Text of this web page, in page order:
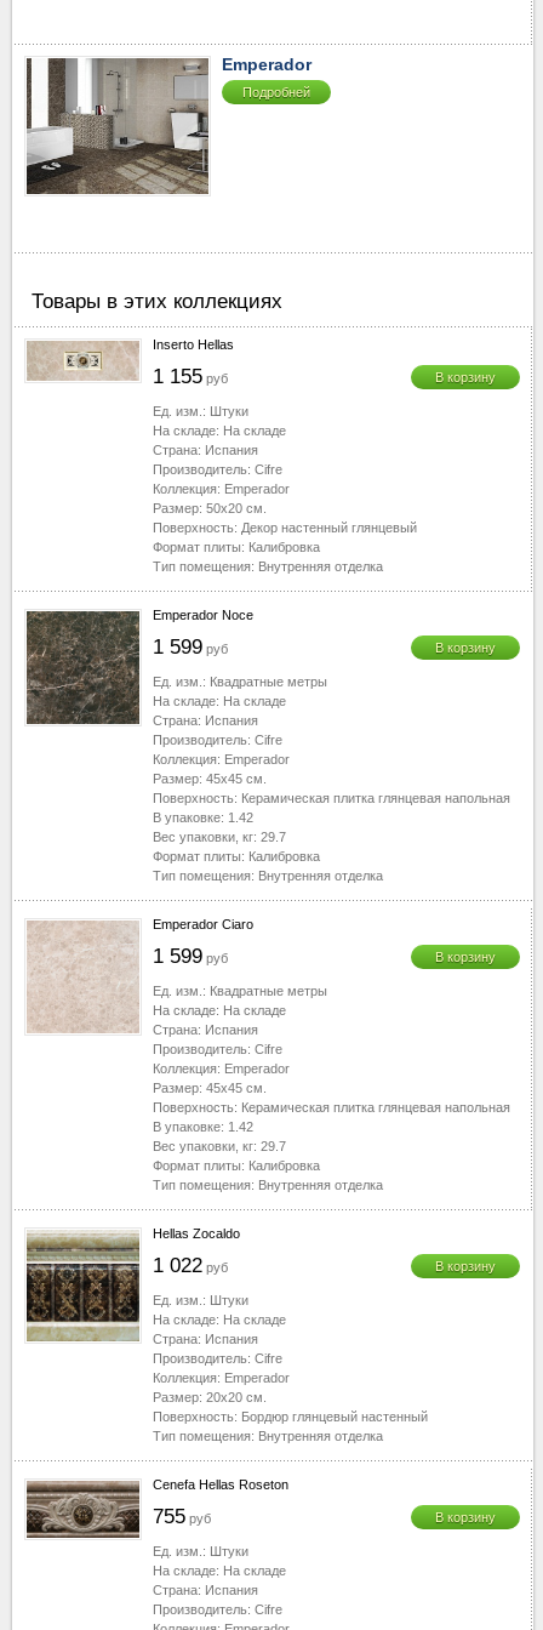
50-60
▼
60-70
70-80
80-90
90-100
100-110
120-130
▼
Emperador
Подробней
Товары в этих коллекциях
Inserto Hellas
1 155 руб В корзину
Ед. изм.: Штуки
На складе: На складе
Страна: Испания
Производитель: Cifre
Коллекция: Emperador
Размер: 50x20 см.
Поверхность: Декор настенный глянцевый
Формат плиты: Калибровка
Тип помещения: Внутренняя отделка
Emperador Noce
1 599 руб В корзину
Ед. изм.: Квадратные метры
На складе: На складе
Страна: Испания
Производитель: Cifre
Коллекция: Emperador
Размер: 45x45 см.
Поверхность: Керамическая плитка глянцевая напольная
В упаковке: 1.42
Вес упаковки, кг: 29.7
Формат плиты: Калибровка
Тип помещения: Внутренняя отделка
Emperador Ciaro
1 599 руб В корзину
Ед. изм.: Квадратные метры
На складе: На складе
Страна: Испания
Производитель: Cifre
Коллекция: Emperador
Размер: 45x45 см.
Поверхность: Керамическая плитка глянцевая напольная
В упаковке: 1.42
Вес упаковки, кг: 29.7
Формат плиты: Калибровка
Тип помещения: Внутренняя отделка
Hellas Zocaldo
1 022 руб В корзину
Ед. изм.: Штуки
На складе: На складе
Страна: Испания
Производитель: Cifre
Коллекция: Emperador
Размер: 20x20 см.
Поверхность: Бордюр глянцевый настенный
Тип помещения: Внутренняя отделка
Cenefa Hellas Roseton
755 руб В корзину
Ед. изм.: Штуки
На складе: На складе
Страна: Испания
Производитель: Cifre